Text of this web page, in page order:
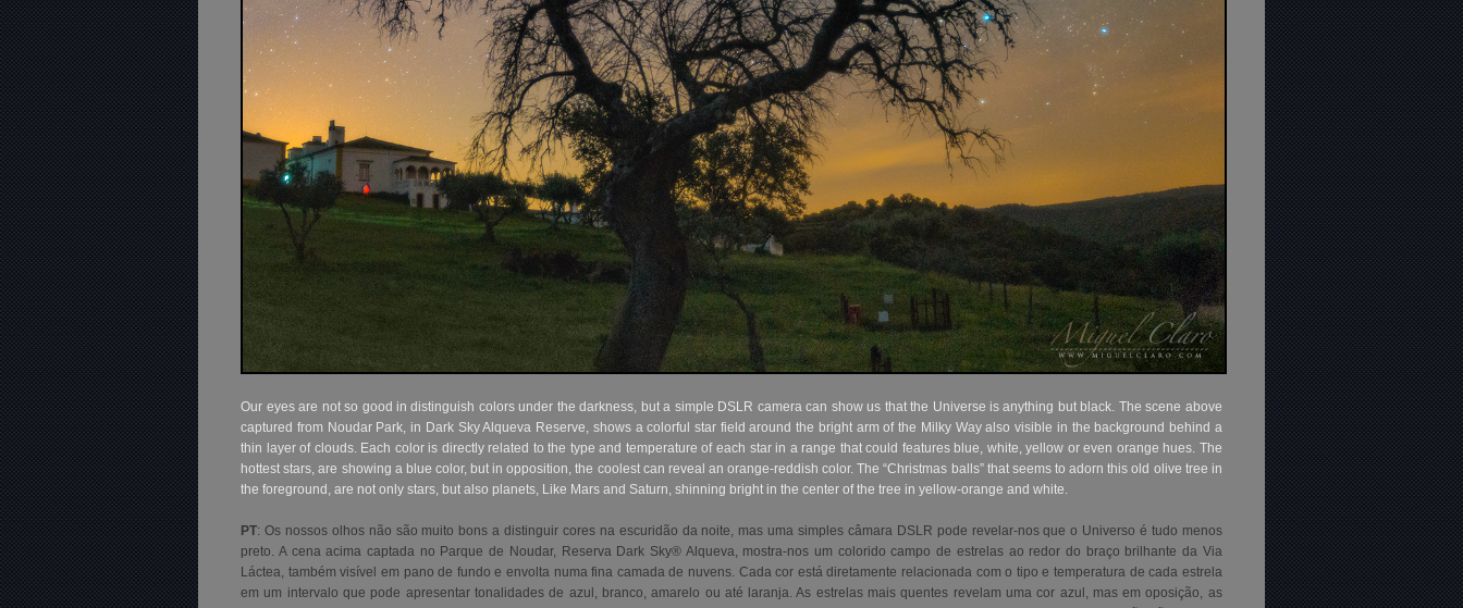
Our eyes are not so good in distinguish colors under the darkness, but a simple DSLR camera can show us that the Universe is anything but black. The scene above
captured from Noudar Park, in Dark Sky Alqueva Reserve, shows a colorful star field around the bright arm of the Milky Way also visible in the background behind a
thin layer of clouds. Each color is directly related to the type and temperature of each star in a range that could features blue, white, yellow or even orange hues. The
hottest stars, are showing a blue color, but in opposition, the coolest can reveal an orange-reddish color. The “Christmas balls” that seems to adorn this old olive tree in
the foreground, are not only stars, but also planets, Like Mars and Saturn, shinning bright in the center of the tree in yellow-orange and white.
PT: Os nossos olhos não são muito bons a distinguir cores na escuridão da noite, mas uma simples câmara DSLR pode revelar-nos que o Universo é tudo menos
preto. A cena acima captada no Parque de Noudar, Reserva Dark Sky® Alqueva, mostra-nos um colorido campo de estrelas ao redor do braço brilhante da Via
Láctea, também visível em pano de fundo e envolta numa fina camada de nuvens. Cada cor está diretamente relacionada com o tipo e temperatura de cada estrela
em um intervalo que pode apresentar tonalidades de azul, branco, amarelo ou até laranja. As estrelas mais quentes revelam uma cor azul, mas em oposição, as